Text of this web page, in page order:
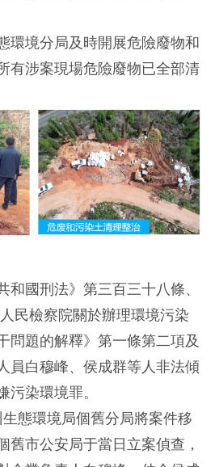
境分局及時開展危險廢物和
有涉案現場危險廢物已全部清
國刑法》第三百三十八條、
民檢察院關於辦理環境污染
問題的解釋》第一條第二項及
員白穆峰、侯成群等人非法傾
污染環境罪。
態環境局個舊分局將案件移
舊市公安局于當日立案偵查，